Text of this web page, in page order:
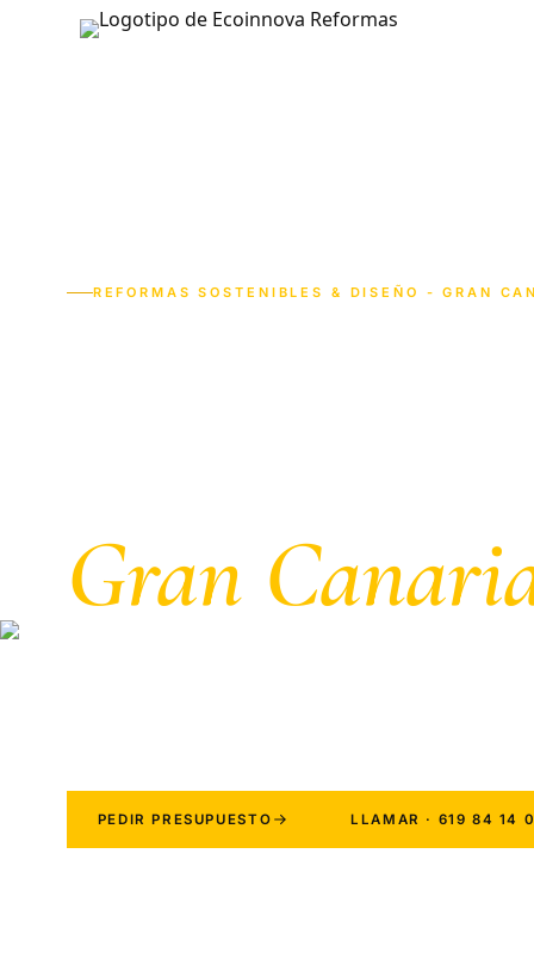
REFORMAS SOSTENIBLES & DISEÑO - GRAN
Gran
PEDIR PRESUPUESTO LLAMAR · 619 84 14